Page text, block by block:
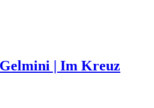
| Im Kreuz